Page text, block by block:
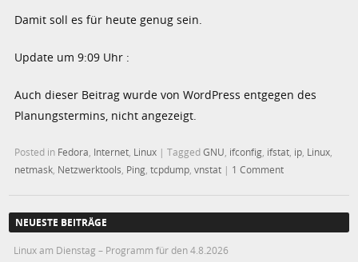
Damit soll es für heute genug sein.
Update um 9:09 Uhr :
Auch dieser Beitrag wurde von WordPress entgegen des
Planungstermins, nicht angezeigt.
Posted in Fedora Internet Linux |TaggedGNU ifconfig ifstat ip Linux
netmask Netzwerktools Ping ,tcpdump ,vnstat | 1 Comment
NEUESTE BEITRÄGE
Linux am Dienstag – Programm für den 4.8.2026